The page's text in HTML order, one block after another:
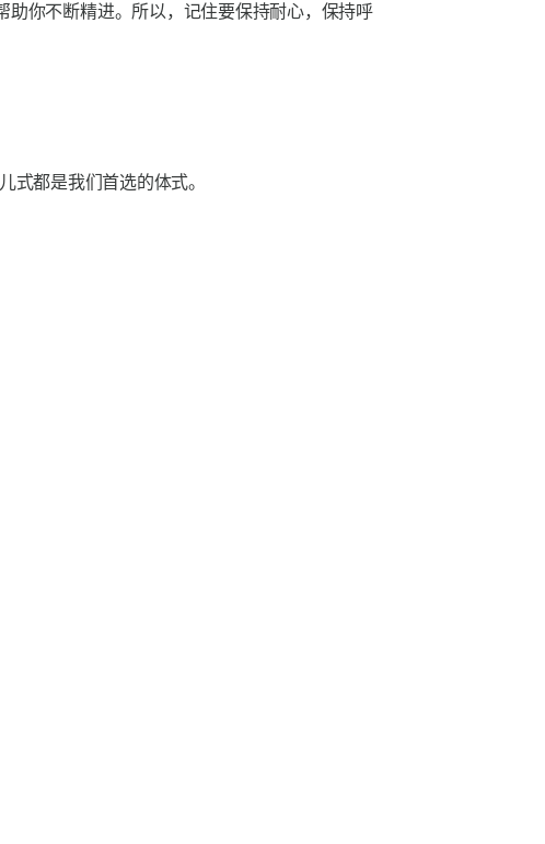
你不断精进。所以，记住要保持耐心，保持呼
式都是我们首选的体式。